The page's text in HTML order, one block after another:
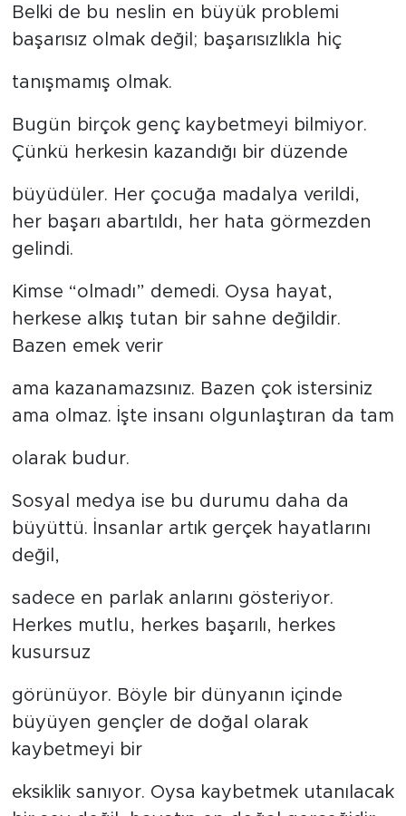
Belki de bu neslin en büyük problemi
başarısız olmak değil; başarısızlıkla hiç
tanışmamış olmak.
Bugün birçok genç kaybetmeyi bilmiyor.
Çünkü herkesin kazandığı bir düzende
büyüdüler. Her çocuğa madalya verildi,
her başarı abartıldı, her hata görmezden
gelindi.
Kimse “olmadı” demedi. Oysa hayat,
herkese alkış tutan bir sahne değildir.
Bazen emek verir
ama kazanamazsınız. Bazen çok istersiniz
ama olmaz. İşte insanı olgunlaştıran da tam
olarak budur.
Sosyal medya ise bu durumu daha da
büyüttü. İnsanlar artık gerçek hayatlarını
değil,
sadece en parlak anlarını gösteriyor.
Herkes mutlu, herkes başarılı, herkes
kusursuz
görünüyor. Böyle bir dünyanın içinde
büyüyen gençler de doğal olarak
kaybetmeyi bir
eksiklik sanıyor. Oysa kaybetmek utanılacak